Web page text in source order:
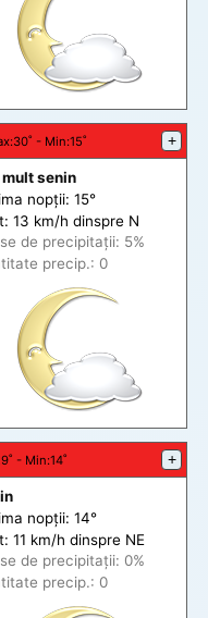
:30˚ - Min:15˚ +
mult senin
nopții: 15°
13 km/h dinspre N
de precipitații: 5%
precip.: 0
- Min:14˚ +
nopții: 14°
11 km/h dinspre NE
de precipitații: 0%
precip.: 0